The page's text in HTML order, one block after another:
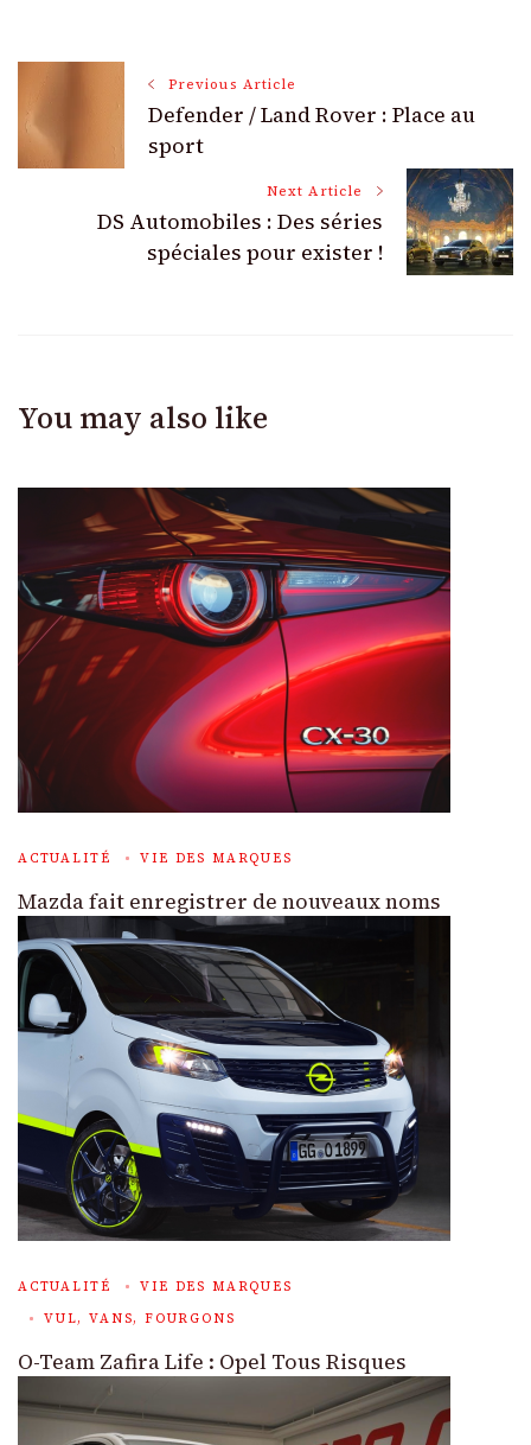
Post
Navigation
Previous Article
Defender / Land Rover : Place au
sport
Next Article
DS Automobiles : Des séries
spéciales pour exister !
You may also like
ACTUALITÉ VIE DES MARQUES
Mazda fait enregistrer de nouveaux noms
ACTUALITÉ
VIE DES MARQUES
VUL, VANS, FOURGONS
O-Team Zafira Life : Opel Tous Risques